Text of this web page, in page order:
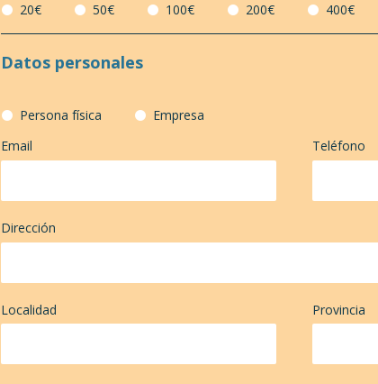
20€ 50€ 100€ 200€ 400€
Datos personales
Persona física
Empresa
Email
Teléfono
Dirección
Localidad Provincia